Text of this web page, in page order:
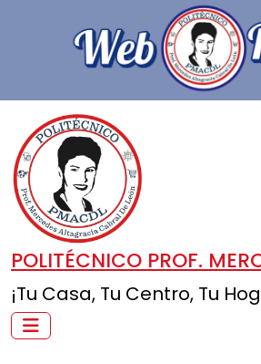
POLITÉCNICO PROF.
¡Tu Casa, Tu Centro, Tu